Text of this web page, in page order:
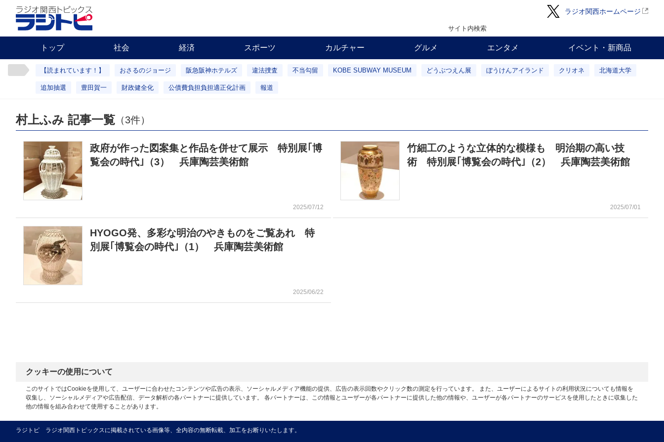
ラジオ関西ホームページ
サイト内検索
トップ 社会 経済 スポーツ カルチャー グルメ エンタメ イベント・新商品
【読まれています！】 おさるのジョージ 阪急阪神ホテルズ 違法捜査 不当勾留 KOBE SUBWAY MUSEUM どうぶつえん展 ぼうけんアイランド クリオネ 北海道大学
追加抽選 豊田賀一 財政健全化 公債費負担負担適正化計画 報道
村上ふみ 記事一覧 （3件）
政府が作った図案集と作品を併せて展示 特別展｢博
覧会の時代｣（3） 兵庫陶芸美術館
2025/07/12
竹細工のような立体的な模様も 明治期の高い技
術 特別展｢博覧会の時代｣（2） 兵庫陶芸美術館
2025/07/01
HYOGO発、多彩な明治のやきものをご覧あれ 特
別展｢博覧会の時代｣（1） 兵庫陶芸美術館
2025/06/22
クッキーの使用について
このサイトではCookieを使用して、ユーザーに合わせたコンテンツや広告の表示、ソーシャルメディア機能の提供、広告の表示回数やクリック数の測定を行っています。 また、ユーザーによるサイトの利用状況についても情報を
収集し、ソーシャルメディアや広告配信、データ解析の各パートナーに提供しています。 各パートナーは、この情報とユーザーが各パートナーに提供した他の情報や、ユーザーが各パートナーのサービスを使用したときに収集した
他の情報を組み合わせて使用することがあります。
ラジトピ ラジオ関西トピックスに掲載されている画像等、全内容の無断転載、加工をお断りいたします。